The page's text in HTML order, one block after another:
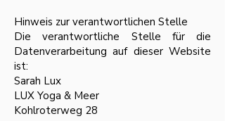
Hinweis zur verantwortlichen Stelle
Die verantwortliche Stelle für die
Datenverarbeitung auf dieser Website
ist:
Sarah Lux
LUX Yoga & Meer
Kohlroterweg 28